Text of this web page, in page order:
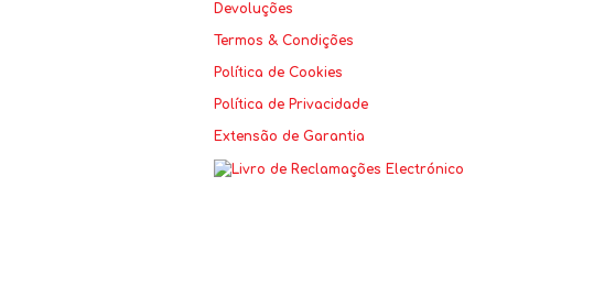
Devoluções
Termos & Condições
Política de Cookies
Política de Privacidade
Extensão de Garantia